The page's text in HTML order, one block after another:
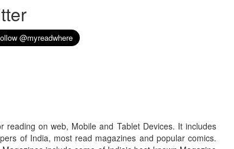
on web, Mobile and Tablet Devices. It includes
of India, most read magazines and popular comics.